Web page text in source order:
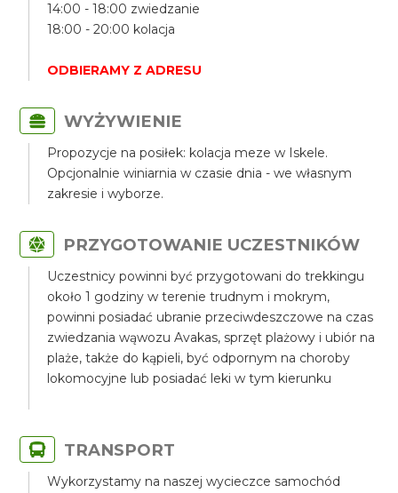
14:00 - 18:00 zwiedzanie
18:00 - 20:00 kolacja
ODBIERAMY Z ADRESU
WYŻYWIENIE
Propozycje na posiłek: kolacja meze w Iskele.
Opcjonalnie winiarnia w czasie dnia - we własnym
zakresie i wyborze.
PRZYGOTOWANIE UCZESTNIKÓW
Uczestnicy powinni być przygotowani do trekkingu
około 1 godziny w terenie trudnym i mokrym,
powinni posiadać ubranie przeciwdeszczowe na czas
zwiedzania wąwozu Avakas, sprzęt plażowy i ubiór na
plaże, także do kąpieli, być odpornym na choroby
lokomocyjne lub posiadać leki w tym kierunku
TRANSPORT
Wykorzystamy na naszej wycieczce samochód